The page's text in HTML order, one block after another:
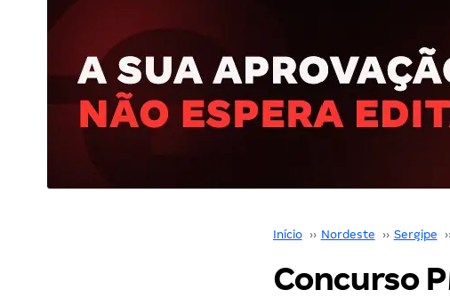
Início ›› Nordeste ›› Sergipe
Concurso